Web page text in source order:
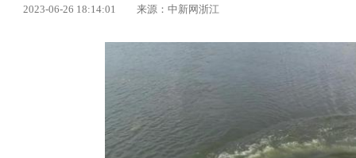
2023-06-26 18:14:01 来源：中新网浙江